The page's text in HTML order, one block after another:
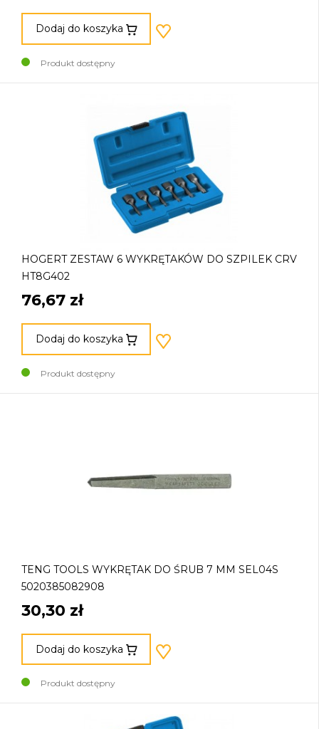
Dodaj do koszyka
Produkt dostępny
HOGERT ZESTAW 6 WYKRĘTAKÓW DO SZPILEK CRV
HT8G402
76,67 zł
Dodaj do koszyka
Produkt dostępny
TENG TOOLS WYKRĘTAK DO ŚRUB 7 MM SEL04S
5020385082908
30,30 zł
Dodaj do koszyka
Produkt dostępny